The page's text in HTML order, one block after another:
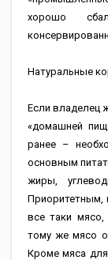
хорошо
Натуральные
Если владелец
«домашней
ранее –
основным
жиры,
Приоритетным,
все таки
тому же мясо
Кроме мяса